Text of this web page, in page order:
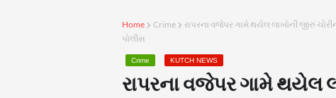
Home Crime
રાપરના વજેપર ગામે થયેલ લાખોની જીરું
પોલીસ
Crime KUTCH NEWS
રાપરના વજેપર ગામે થયેલ